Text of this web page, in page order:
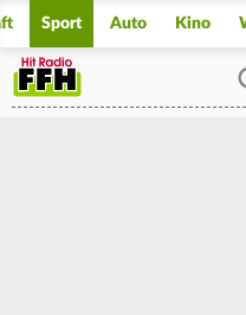
Sport Auto Kino